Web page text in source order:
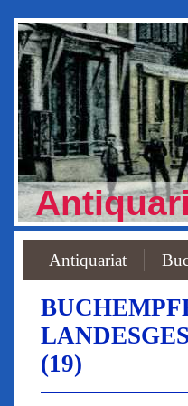
Antiquariat
(19)